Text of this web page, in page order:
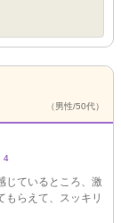
（男性/50代）
4
じているところ、激
もらえて、スッキリ